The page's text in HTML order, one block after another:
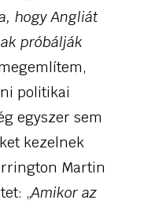
hogy Angliát
próbálják
politikai
egyszer sem
kezelnek
Martin
„Amikor az